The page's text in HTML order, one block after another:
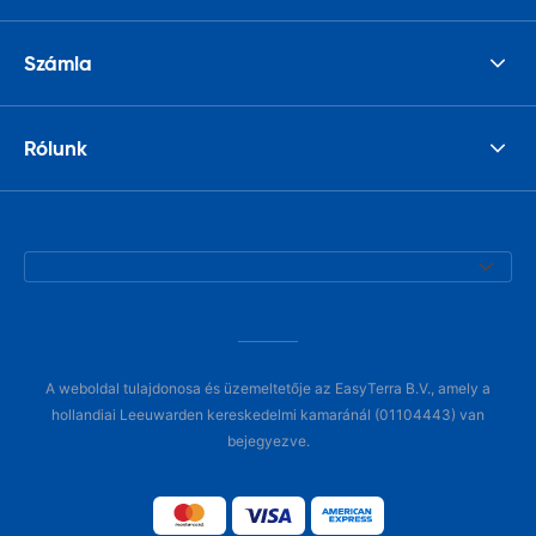
Számla
Rólunk
A weboldal tulajdonosa és üzemeltetője az EasyTerra B.V., amely a
hollandiai Leeuwarden kereskedelmi kamaránál (01104443) van
bejegyezve.